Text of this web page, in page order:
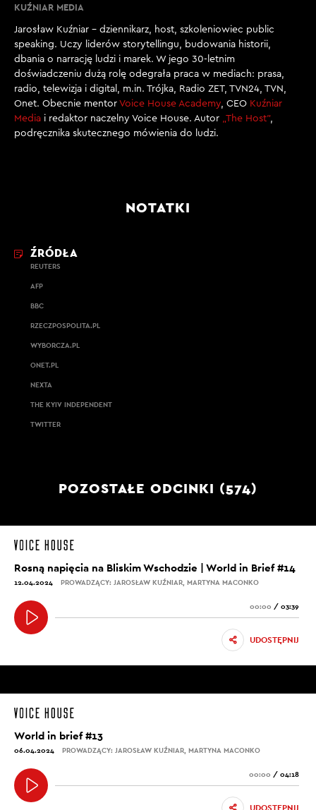
KUŹNIAR MEDIA
Jarosław Kuźniar – dziennikarz, host, szkoleniowiec public
speaking. Uczy liderów storytellingu, budowania historii,
dbania o narrację ludzi i marek. W jego 30-letnim
doświadczeniu dużą rolę odegrała praca w mediach: prasa,
radio, telewizja i digital, m.in. Trójka, Radio ZET, TVN24, TVN,
Onet. Obecnie mentor Voice House Academy , CEO Kuźniar
Media i redaktor naczelny Voice House. Autor „The Host”,
podręcznika skutecznego mówienia do ludzi.
NOTATKI
ŹRÓDŁA
REUTERS
AFP
BBC
RZECZPOSPOLITA.PL
WYBORCZA.PL
ONET.PL
NEXTA
THE KYIV INDEPENDENT
TWITTER
POZOSTAŁE ODCINKI (574)
Rosną napięcia na Bliskim Wschodzie | World in Brief #14
12.04.2024 PROWADZĄCY: JAROSŁAW KUŹNIAR, MARTYNA MACONKO
00:00 / 03:39
UDOSTĘPNIJ
World in brief #13
06.04.2024 PROWADZĄCY: JAROSŁAW KUŹNIAR, MARTYNA MACONKO
00:00 / 04:18
UDOSTĘPNIJ